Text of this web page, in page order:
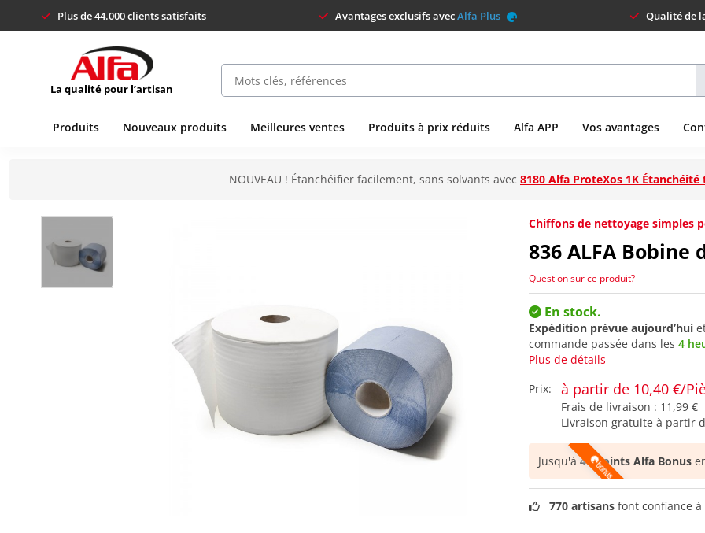
Plus de 44.000 clients satisfaits Avantages exclusifs avecAlfa Plus Qualité de
La qualité pour l’artisan
Produits Nouveaux produits Meilleures ventes Produits à prix réduits Alfa APP Vos avantages
NOUVEAU ! Étanchéifier facilement, sans solvants avec 8180 Alfa ProteXos 1K
Chiffons de nettoyage simples
836 ALFA Bobine
Question sur ce produit?
En stock.
Expédition prévue aujourd’hui
commande passée dans les 4
Plus de détails
Prix:
à partir de 10,40 €/
Frais de livraison : 11,99 €
Livraison gratuite à partir
Jusqu'à40 points Alfa Bonus
770 artisans font confiance